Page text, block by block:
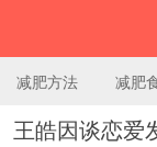
减肥方法 减肥
王皓因谈恋爱